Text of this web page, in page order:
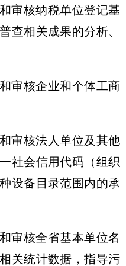
审核纳税单位登记基
查相关成果的分析、
审核企业和个体工商
审核法人单位及其他
社会信用代码（组织
设备目录范围内的承
审核全省基本单位名
关统计数据，指导污